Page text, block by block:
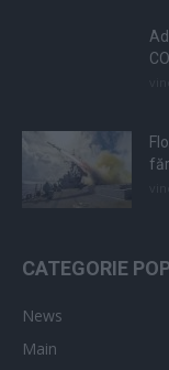
CATEGORIE
News
Main